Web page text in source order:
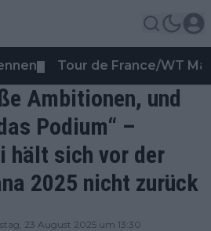
Tour de France/WT
Ambitionen, und
Podium“ –
hält sich vor der
2025 nicht zurück
23 August 2025 um 13:30